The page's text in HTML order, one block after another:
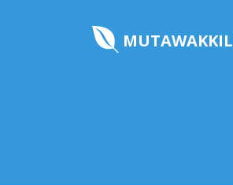
MUTAWAKKIL